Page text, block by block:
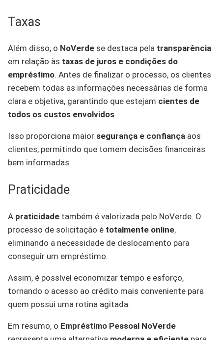
Taxas
Além disso, o NoVerde se destaca pela transparência
em relação às taxas de juros e condições do
empréstimo. Antes de finalizar o processo, os clientes
recebem todas as informações necessárias de forma
clara e objetiva, garantindo que estejam cientes de
todos os custos envolvidos.
Isso proporciona maior segurança e confiança aos
clientes, permitindo que tomem decisões financeiras
bem informadas.
Praticidade
A praticidade também é valorizada pelo NoVerde. O
processo de solicitação é totalmente online,
eliminando a necessidade de deslocamento para
conseguir um empréstimo.
Assim, é possível economizar tempo e esforço,
tornando o acesso ao crédito mais conveniente para
quem possui uma rotina agitada.
Em resumo, o Empréstimo Pessoal NoVerde